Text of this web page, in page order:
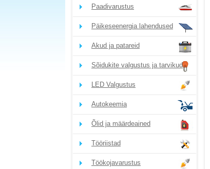
Paadivarustus
Päikeseenergia lahendused
Akud ja patareid
Sõidukite valgustus ja tarvikud
LED Valgustus
Autokeemia
Õlid ja määrdeained
Tööriistad
Töökojavarustus